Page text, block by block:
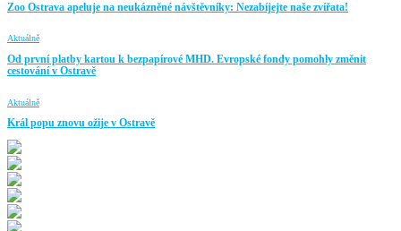
Zoo Ostrava apeluje na neukázněné návštěvníky: Nezabíjejte naše zvířata!
Aktuálně
Od první platby kartou k bezpapírové MHD. Evropské fondy pomohly změnit
cestování v Ostravě
Aktuálně
Král popu znovu ožije v Ostravě